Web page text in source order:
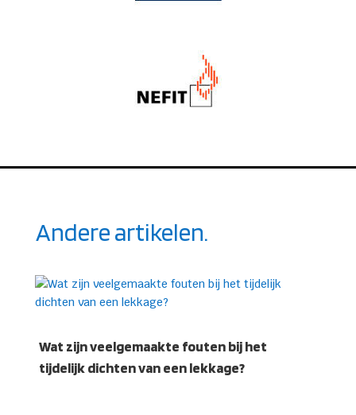
Andere artikelen.
Wat zijn veelgemaakte fouten bij het
tijdelijk dichten van een lekkage?